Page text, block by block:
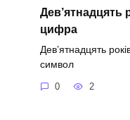
Дев’ятнадцять
цифра
Дев’ятнадцять
символ
0 2